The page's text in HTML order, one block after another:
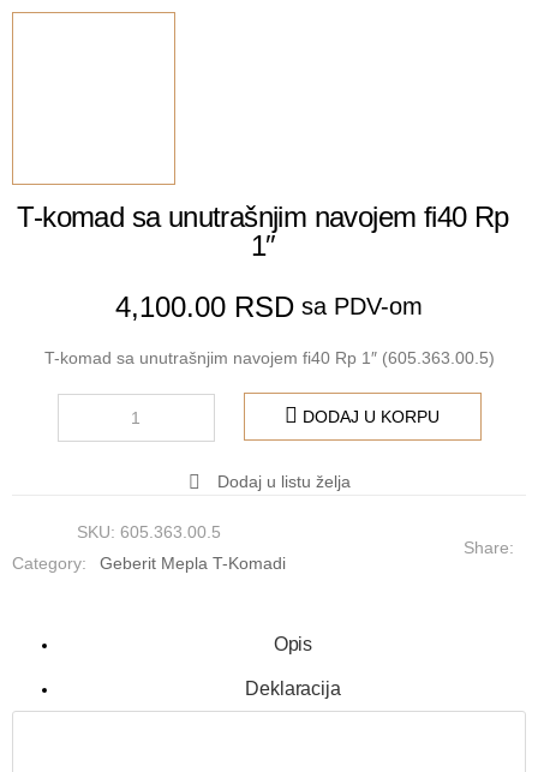
T-komad sa unutrašnjim navojem fi40 Rp
1″
4,100.00 RSD sa PDV-om
T-komad sa unutrašnjim navojem fi40 Rp 1″ (605.363.00.5)
DODAJ U KORPU
Dodaj u listu želja
SKU: 605.363.00.5
Category:
Geberit Mepla T-Komadi
Share:
Opis
Deklaracija